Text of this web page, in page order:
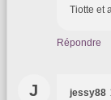
Tiotte et
Répondre
J jessy88